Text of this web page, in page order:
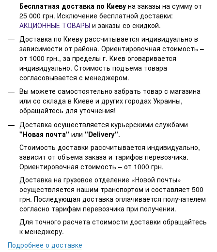
Бесплатная доставка по Киеву на заказы на сумму от
25 000 грн. Исключение бесплатной доставки:
АКЦИОННЫЕ ТОВАРЫ и заказы со скидкой.
Доставка по Киеву рассчитывается индивидуально в
зависимости от района. Ориентировочная стоимость –
от 1000 грн., за пределы г. Киев оговаривается
индивидуально. Стоимость подъема товара
согласовывается с менеджером.
Вы можете самостоятельно забрать товар с магазина
или со склада в Киеве и других городах Украины,
обращайтесь для уточнения!
Доставка осуществляется курьерскими службами
"Новая почта" или "Delivery".
Стоимость доставки рассчитывается индивидуально,
зависит от объема заказа и тарифов перевозчика.
Ориентировочная стоимость – от 1000 грн.
Доставка на грузовое отделение «Новой почты»
осуществляется нашим транспортом и составляет 500
грн. Последующая доставка оплачивается получателем
согласно тарифам перевозчика при получении.
Для точного расчета стоимости доставки обращайтесь
к менеджеру.
Подробнее о доставке